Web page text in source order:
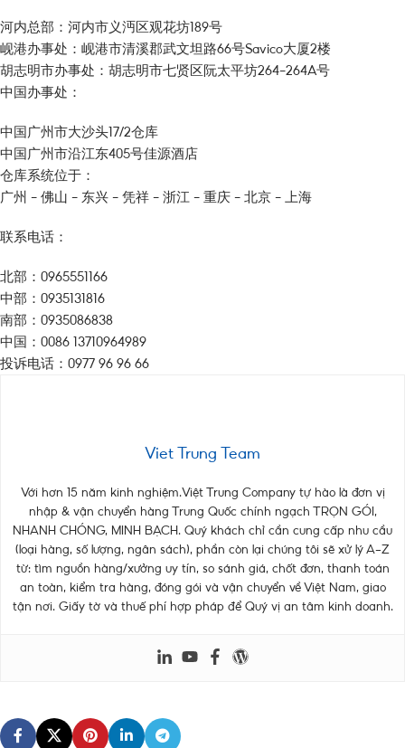
河内总部：河内市义沔区观花坊189号
岘港办事处：岘港市清溪郡武文坦路66号Savico大厦2楼
胡志明市办事处：胡志明市七贤区阮太平坊264-264A号
中国办事处：
中国广州市大沙头17/2仓库
中国广州市沿江东405号佳源酒店
仓库系统位于：
广州 – 佛山 – 东兴 – 凭祥 – 浙江 – 重庆 – 北京 – 上海
联系电话：
北部：0965551166
中部：0935131816
南部：0935086838
中国：0086 13710964989
投诉电话：0977 96 96 66
Viet Trung Team
Với hơn 15 năm kinh nghiệm.Việt Trung Company tự hào là đơn vị
nhập & vận chuyển hàng Trung Quốc chính ngạch TRỌN GÓI,
NHANH CHÓNG, MINH BẠCH. Quý khách chỉ cần cung cấp nhu cầu
(loại hàng, số lượng, ngân sách), phần còn lại chúng tôi sẽ xử lý A–Z
từ: tìm nguồn hàng/xưởng uy tín, so sánh giá, chốt đơn, thanh toán
an toàn, kiểm tra hàng, đóng gói và vận chuyển về Việt Nam, giao
tận nơi. Giấy tờ và thuế phí hợp pháp để Quý vị an tâm kinh doanh.